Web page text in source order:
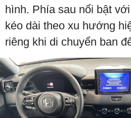
hình. Phía sau nổi bật
kéo dài theo xu hướng
riêng khi di chuyển ban